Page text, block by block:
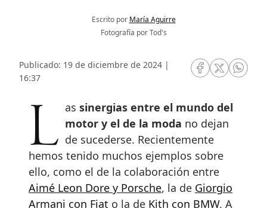
Escrito por María Aguirre
Fotografía por Tod's
Publicado: 19 de diciembre de 2024 |
16:37
RRSS Facebook
RRSSRRSS
Lassinergias entre el mundo del
motor y el de la moda no dejan
de sucederse. Recientemente
hemos tenido muchos ejemplos sobre
ello, como el de la colaboración entre
Aimé Leon Dore y Porsche, la de Giorgio
Armani con Fiat o la de Kith con BMW. A